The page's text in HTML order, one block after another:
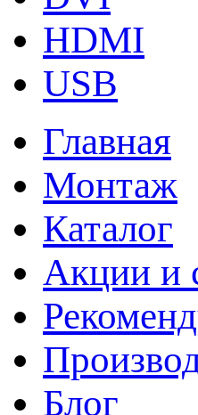
HDMI
USB
Главная
Монтаж
Каталог
Акции и
Блог